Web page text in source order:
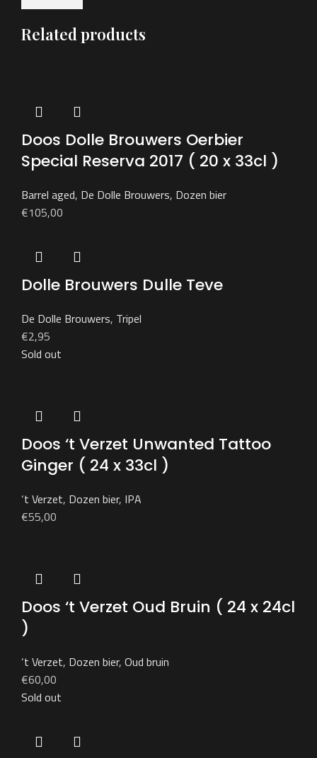
Related products
Doos Dolle Brouwers Oerbier
Special Reserva 2017 ( 20 x 33cl )
Barrel aged, De Dolle Brouwers, Dozen bier
€105,00
Dolle Brouwers Dulle Teve
De Dolle Brouwers, Tripel
€2,95
Sold out
Doos ‘t Verzet Unwanted Tattoo
Ginger ( 24 x 33cl )
‘t Verzet, Dozen bier, IPA
€55,00
Doos ‘t Verzet Oud Bruin ( 24 x 24cl
)
‘t Verzet, Dozen bier, Oud bruin
€60,00
Sold out